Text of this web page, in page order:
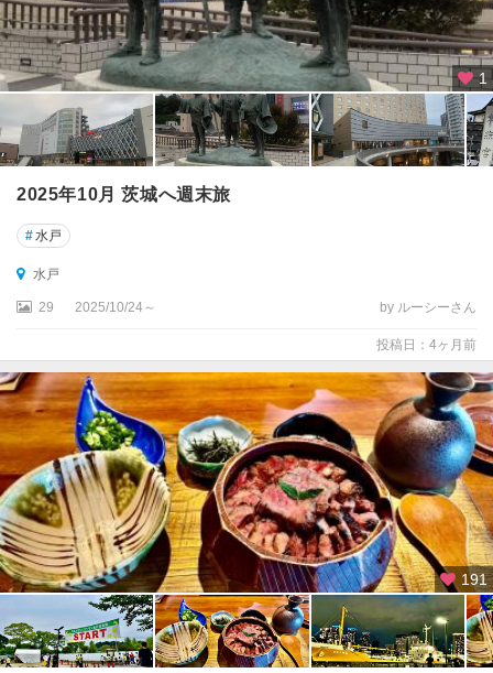
1
2025年10月 茨城へ週末旅
#水戸
水戸
29 2025/10/24～ by ルーシーさん
投稿日：4ヶ月前
191